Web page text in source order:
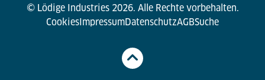
© Lödige Industries 2026. Alle Rechte vorbehalten.
Cookies ImpressumDatenschutzAGBSuche